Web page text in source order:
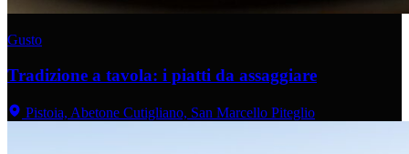
Gusto
Tradizione a tavola: i piatti da assaggiare
Pistoia, Abetone Cutigliano, San Marcello Piteglio